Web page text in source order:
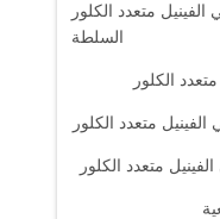
الفينيل متعدد الكلور
السلطة
الكلور
متعدد الكلور
الفينيل متعدد الكلور